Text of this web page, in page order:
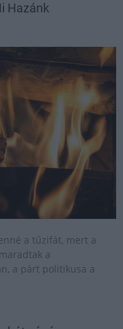
Hazánk
a tűzifát, mert a
a
a párt politikusa a